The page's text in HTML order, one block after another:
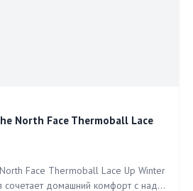
North Face Thermoball Lace
Face Thermoball Lace Up Winter
сочетает домашний комфорт с над…